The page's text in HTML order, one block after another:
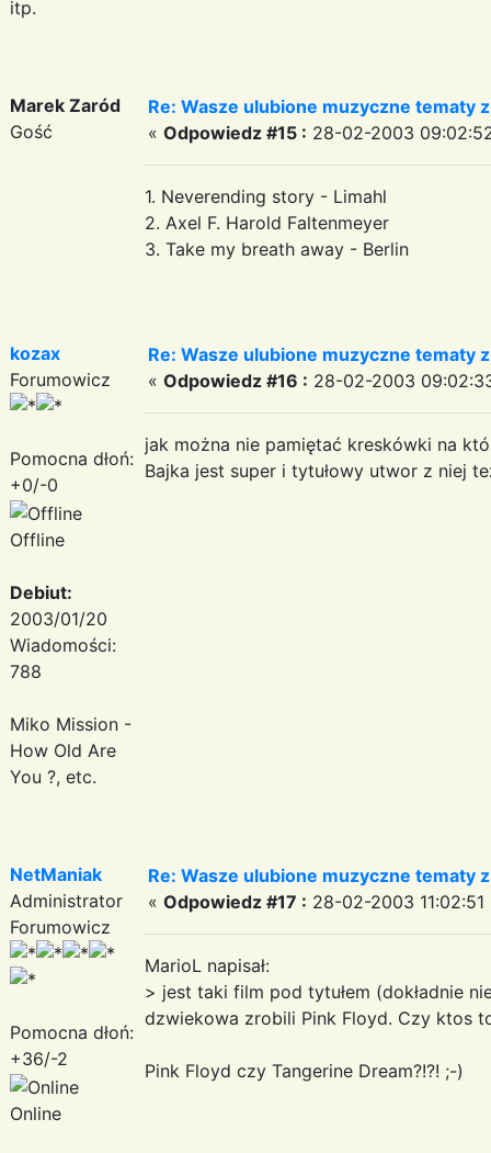
itp.
Marek Zaród
Gość
Re: Wasze ulubione muzyczne tematy
« Odpowiedz #15 : 28-02-2003
1. Neverending story - Limahl
2. Axel F. Harold Faltenmeyer
3. Take my breath away - Berlin
kozax
Forumowicz
Pomocna dłoń:
+0/-0
Offline
Debiut:
2003/01/20
Wiadomości:
788
Miko Mission -
How Old Are
You ?, etc.
Re: Wasze ulubione muzyczne tematy
« Odpowiedz #16 : 28-02-2003
jak można nie pamiętać kreskówki na
Bajka jest super i tytułowy utwor z niej
NetManiak
Administrator
Forumowicz
Pomocna dłoń:
+36/-2
Online
Re: Wasze ulubione muzyczne tematy
« Odpowiedz #17 : 28-02-2003 11:02:51
MarioL napisał:
> jest taki film pod tytułem (dokładnie
dzwiekowa zrobili Pink Floyd. Czy ktos
Pink Floyd czy Tangerine Dream?!?! ;-)